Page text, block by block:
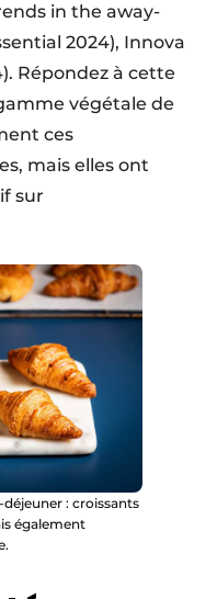
in the away-
2024), Innova
Répondez à cette
végétale de
ces
mais elles ont
sur
: croissants
également